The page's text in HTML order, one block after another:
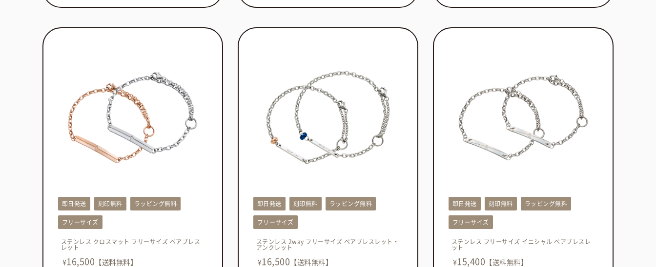
即日発送 刻印無料 ラッピング無料
フリーサイズ
ステンレス クロスマット フリーサイズ ペアブレス
レット
16,500
即日発送 刻印無料 ラッピング無料
フリーサイズ
ステンレス 2way フリーサイズ ペアブレスレット・
アンクレット
16,500
即日発送 刻印無料 ラッピング無料
フリーサイズ
ステンレス フリーサイズ イニシャル ペアブレスレ
ット
15,400